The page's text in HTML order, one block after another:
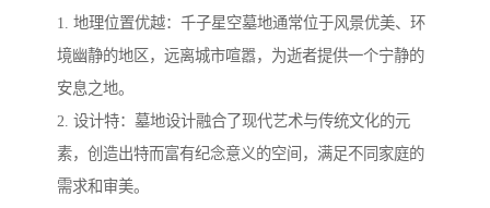
1. 地理位置优越：千子星空墓地通常位于风景优美、环
境幽静的地区，远离城市喧嚣，为逝者提供一个宁静的
安息之地。
2. 设计特：墓地设计融合了现代艺术与传统文化的元
素，创造出特而富有纪念意义的空间，满足不同家庭的
需求和审美。